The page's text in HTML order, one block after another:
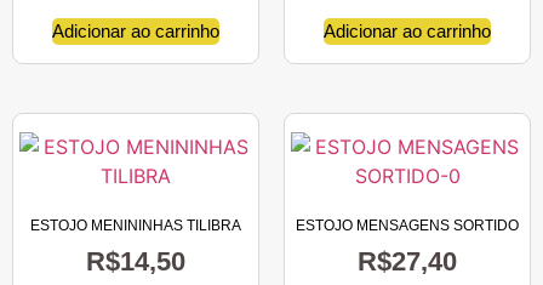
Adicionar ao carrinho Adicionar ao carrinho
ESTOJO MENININHAS TILIBRA
R$14,50
ESTOJO MENSAGENS SORTIDO
R$27,40